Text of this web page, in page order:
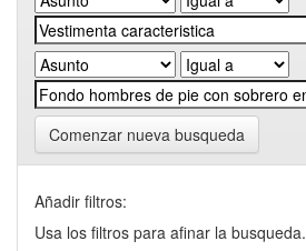
Comenzar nueva busqueda
Añadir filtros:
Usa los filtros para afinar la busqueda.